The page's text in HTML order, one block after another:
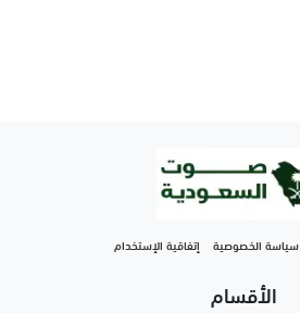
سياسة الخصوصية إتفاقية الإستخدام
الأقسام